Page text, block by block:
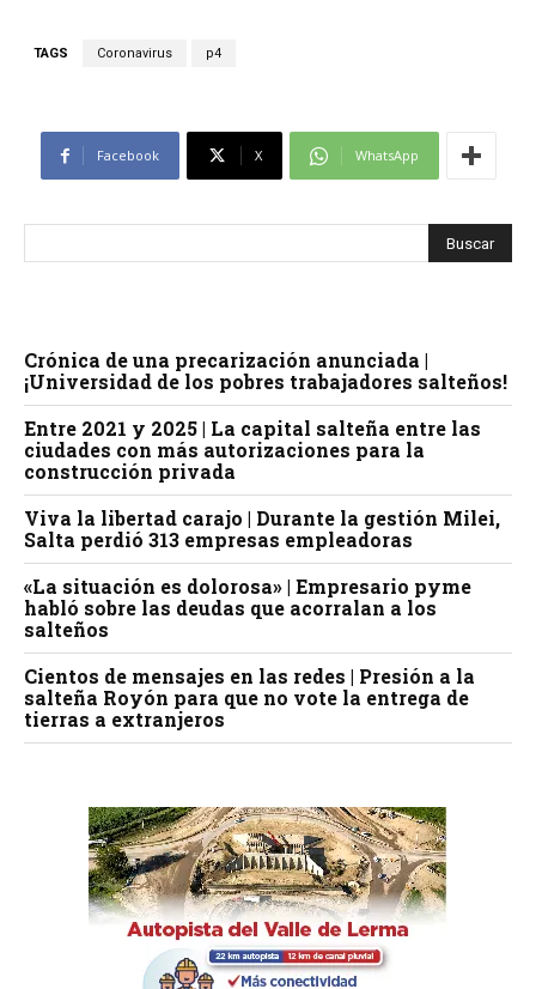
TAGS Coronavirus p4
Facebook X WhatsApp
Crónica de una precarización anunciada |
¡Universidad de los pobres trabajadores salteños!
Entre 2021 y 2025 | La capital salteña entre las
ciudades con más autorizaciones para la
construcción privada
Viva la libertad carajo | Durante la gestión Milei,
Salta perdió 313 empresas empleadoras
«La situación es dolorosa» | Empresario pyme
habló sobre las deudas que acorralan a los
salteños
Cientos de mensajes en las redes | Presión a la
salteña Royón para que no vote la entrega de
tierras a extranjeros